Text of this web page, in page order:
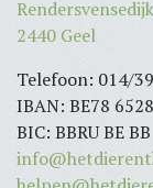
2440 Geel
Telefoon: 014/
IBAN: BE78
BIC: BBRU BE BB